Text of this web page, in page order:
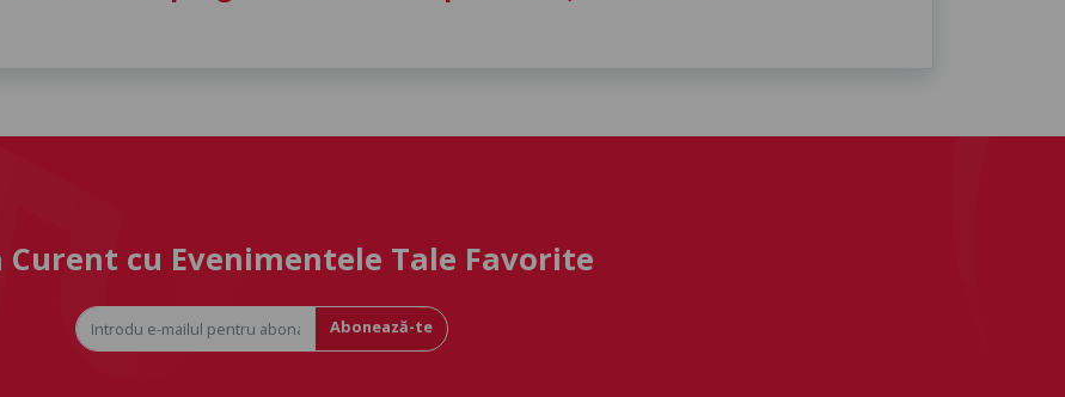
Curent cu Evenimentele Tale Favorite
Abonează-te